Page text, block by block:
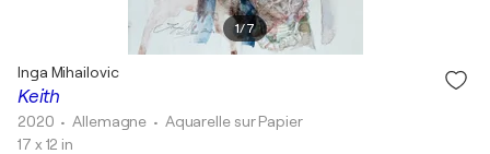
1/7
Keith
Inga Mihailovic
2020 • Allemagne • Aquarelle sur Papier
17 x 12 in